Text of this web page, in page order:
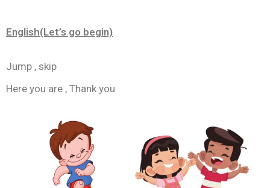
English(Let’s go begin)
Jump , skip
Here you are , Thank you